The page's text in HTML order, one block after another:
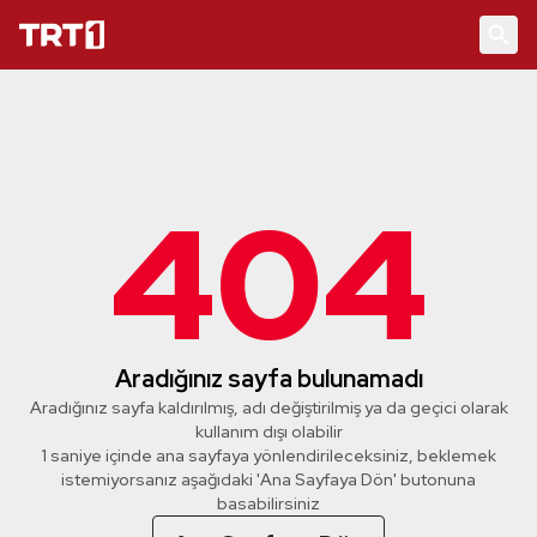
404
Aradığınız sayfa bulunamadı
Aradığınız sayfa kaldırılmış, adı değiştirilmiş ya da geçici olarak
kullanım dışı olabilir
1 saniye içinde ana sayfaya yönlendirileceksiniz, beklemek
istemiyorsanız aşağıdaki 'Ana Sayfaya Dön' butonuna
basabilirsiniz